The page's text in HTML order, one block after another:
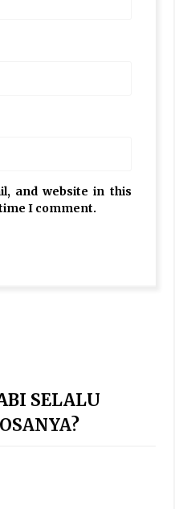
and website in this
I comment.
SELALU